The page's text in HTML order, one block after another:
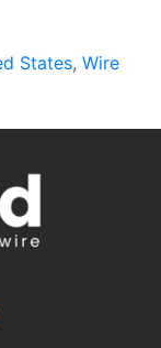
States, Wire